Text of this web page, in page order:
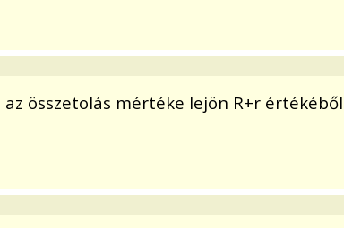
összetolás mértéke lejön R+r értékéből